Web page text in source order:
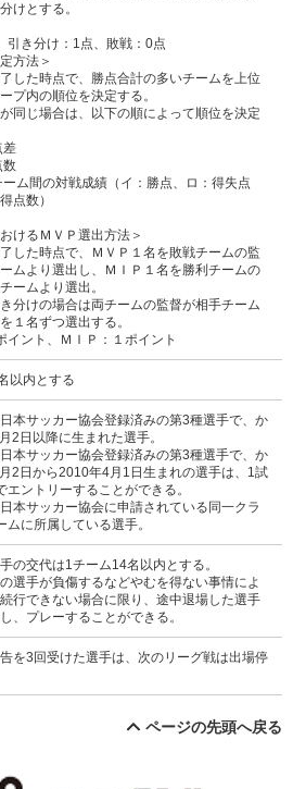
けとする。
引き分け：1点、敗戦：0点
方法＞
した時点で、勝点合計の多いチームを上位
プ内の順位を決定する。
同じ場合は、以下の順によって順位を決定
ム間の対戦成績（イ：勝点、ロ：得失点
点数）
けるＭＶＰ選出方法＞
した時点で、ＭＶＰ１名を敗戦チームの監
ムより選出し、ＭＩＰ１名を勝利チームの
ームより選出。
分けの場合は両チームの監督が相手チーム
１名ずつ選出する。
イント、ＭＩＰ：１ポイント
以内とする
日本サッカー協会登録済みの第3種選手で、か
2日以降に生まれた選手。
日本サッカー協会登録済みの第3種選手で、か
2日から2010年4月1日生まれの選手は、1試
エントリーすることができる。
日本サッカー協会に申請されている同一クラ
ムに所属している選手。
の交代は1チーム14名以内とする。
選手が負傷するなどやむを得ない事情によ
行できない場合に限り、途中退場した選手
、プレーすることができる。
を3回受けた選手は、次のリーグ戦は出場停
ページの先頭へ戻る